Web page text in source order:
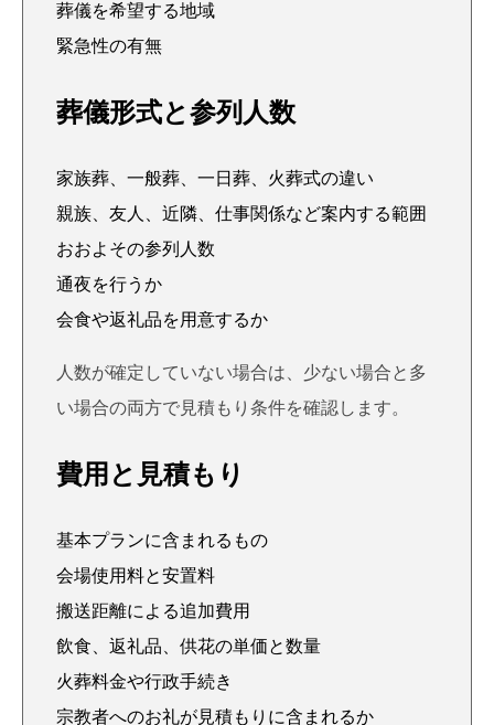
葬儀を希望する地域
緊急性の有無
葬儀形式と参列人数
家族葬、一般葬、一日葬、火葬式の違い
親族、友人、近隣、仕事関係など案内する範囲
おおよその参列人数
通夜を行うか
会食や返礼品を用意するか
人数が確定していない場合は、少ない場合と多
い場合の両方で見積もり条件を確認します。
費用と見積もり
基本プランに含まれるもの
会場使用料と安置料
搬送距離による追加費用
飲食、返礼品、供花の単価と数量
火葬料金や行政手続き
宗教者へのお礼が見積もりに含まれるか